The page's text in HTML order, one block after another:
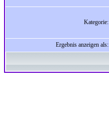
Kategorie:
Ergebnis anzeigen als: